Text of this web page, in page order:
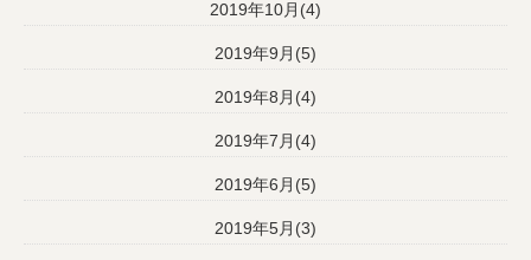
2019年10月(4)
2019年9月(5)
2019年8月(4)
2019年7月(4)
2019年6月(5)
2019年5月(3)